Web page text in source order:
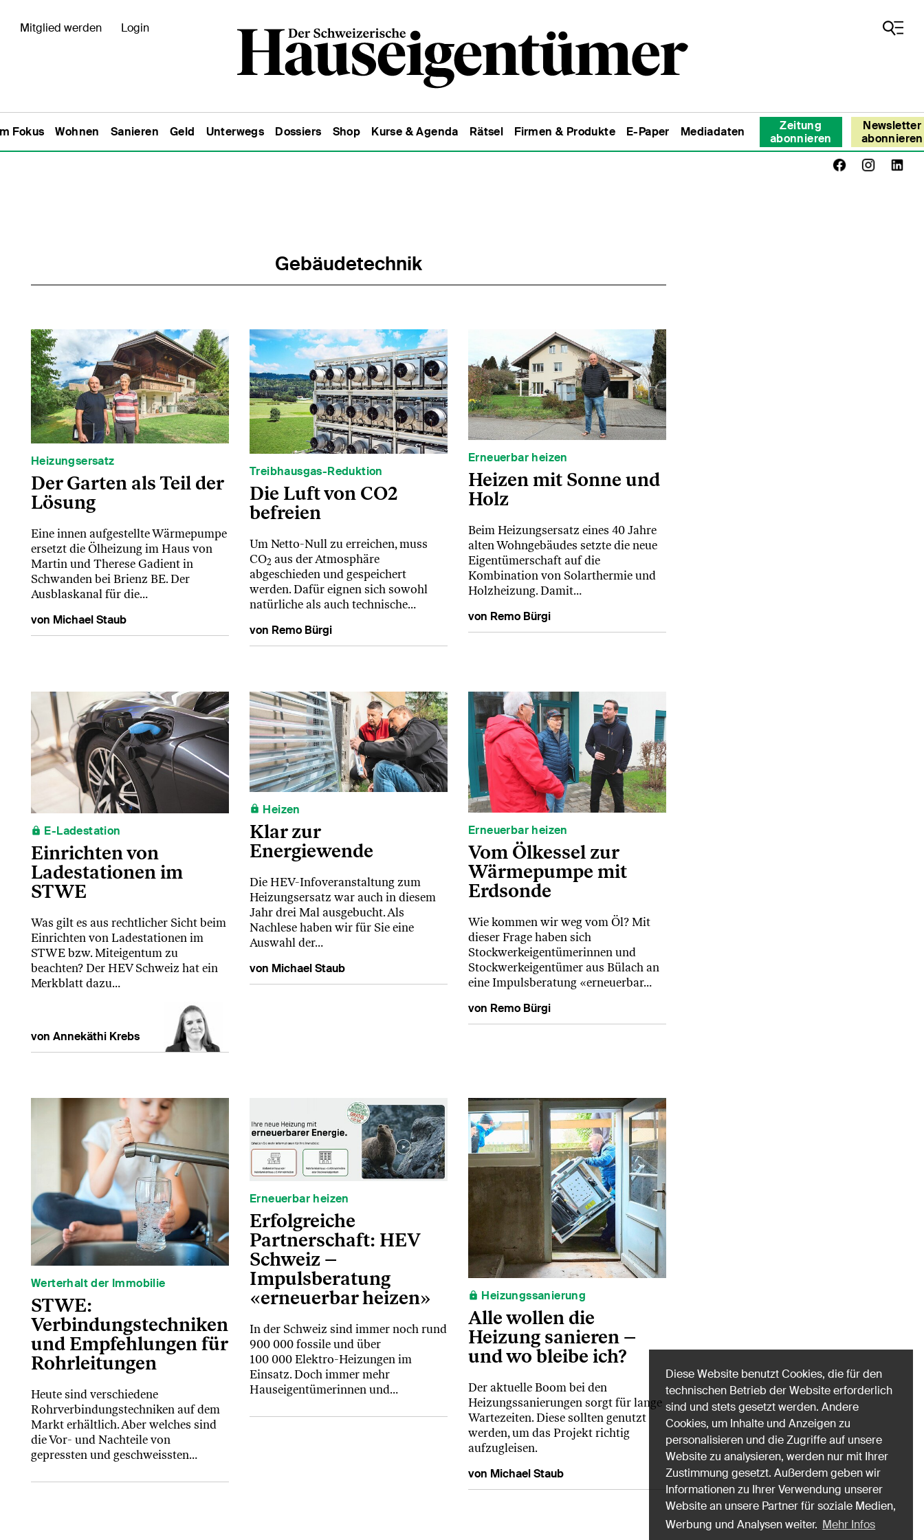
Mitglied werden Login
Fokus Wohnen Sanieren Geld Unterwegs Dossiers Shop Kurse & Agenda Rätsel Firmen & Produkte E-Paper Mediadaten
Zeitung
abonnieren
Newsletter
abonnieren
Gebäudetechnik
Heizungsersatz
Der Garten als Teil der
Lösung
Eine innen aufgestellte Wärmepumpe
ersetzt die Ölheizung im Haus von
Martin und Therese Gadient in
Schwanden bei Brienz BE. Der
Ausblaskanal für die…
von Michael Staub
Treibhausgas-Reduktion
Die Luft von CO2
befreien
Um Netto-Null zu erreichen, muss
CO2 aus der Atmosphäre
abgeschieden und gespeichert
werden. Dafür eignen sich sowohl
natürliche als auch technische…
von Remo Bürgi
Erneuerbar heizen
Heizen mit Sonne und
Holz
Beim Heizungsersatz eines 40 Jahre
alten Wohngebäudes setzte die neue
Eigentümerschaft auf die
Kombination von Solarthermie und
Holzheizung. Damit…
von Remo Bürgi
E-Ladestation
Einrichten von
Ladestationen im
STWE
Was gilt es aus rechtlicher Sicht beim
Einrichten von Ladestationen im
STWE bzw. Miteigentum zu
beachten? Der HEV Schweiz hat ein
Merkblatt dazu…
von Annekäthi Krebs
Heizen
Klar zur
Energiewende
Die HEV-Infoveranstaltung zum
Heizungsersatz war auch in diesem
Jahr drei Mal ausgebucht. Als
Nachlese haben wir für Sie eine
Auswahl der…
von Michael Staub
Erneuerbar heizen
Vom Ölkessel zur
Wärmepumpe mit
Erdsonde
Wie kommen wir weg vom Öl? Mit
dieser Frage haben sich
Stockwerkeigentümerinnen und
Stockwerkeigentümer aus Bülach an
eine Impulsberatung «erneuerbar…
von Remo Bürgi
Werterhalt der Immobilie
STWE:
Verbindungstechniken
und Empfehlungen für
Rohrleitungen
Heute sind verschiedene
Rohrverbindungstechniken auf dem
Markt erhältlich. Aber welches sind
die Vor- und Nachteile von
gepressten und geschweissten…
Erneuerbar heizen
Erfolgreiche
Partnerschaft: HEV
Schweiz –
Impulsberatung
«erneuerbar heizen»
In der Schweiz sind immer noch rund
900 000 fossile und über
100 000 Elektro-Heizungen im
Einsatz. Doch immer mehr
Hauseigentümerinnen und…
Heizungssanierung
Alle wollen die
Heizung sanieren –
und wo bleibe ich?
Der aktuelle Boom bei den
Heizungssanierungen sorgt für lange
Wartezeiten. Diese sollten genutzt
werden, um das Projekt richtig
aufzugleisen.
von Michael Staub
Diese Website benutzt Cookies, die für den
technischen Betrieb der Website erforderlich
sind und stets gesetzt werden. Andere
Cookies, um Inhalte und Anzeigen zu
personalisieren und die Zugriffe auf unsere
Website zu analysieren, werden nur mit Ihrer
Zustimmung gesetzt. Außerdem geben wir
Informationen zu Ihrer Verwendung unserer
Website an unsere Partner für soziale Medien,
Werbung und Analysen weiter. Mehr Infos